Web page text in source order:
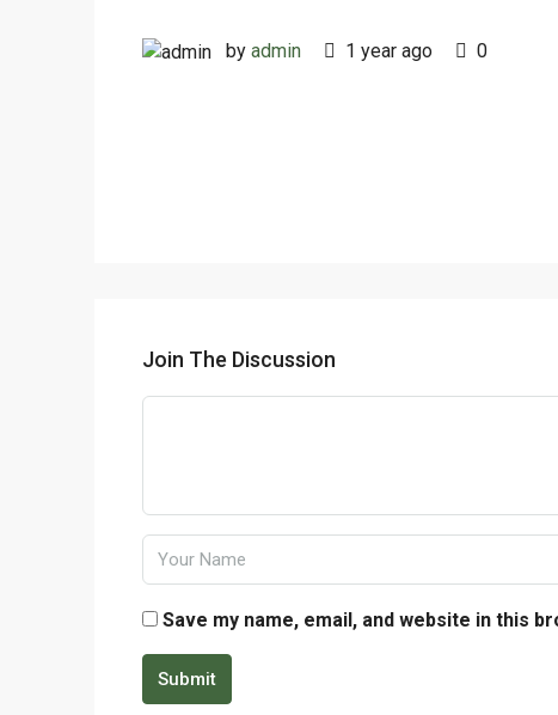
by admin 1 year ago 0
Join The Discussion
Save my name, email, and website in this
Submit